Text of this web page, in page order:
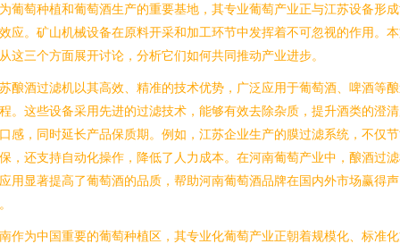
葡萄种植和葡萄酒生产的重要基地，其专业葡萄产业正与江苏设备形
应。矿山机械设备在原料开采和加工环节中发挥着不可忽视的作用。
这三个方面展开讨论，分析它们如何共同推动产业进步。
酿酒过滤机以其高效、精准的技术优势，广泛应用于葡萄酒、啤酒等
。这些设备采用先进的过滤技术，能够有效去除杂质，提升酒类的澄
感，同时延长产品保质期。例如，江苏企业生产的膜过滤系统，不仅
，还支持自动化操作，降低了人力成本。在河南葡萄产业中，酿酒过
用显著提高了葡萄酒的品质，帮助河南葡萄酒品牌在国内外市场赢得声
作为中国重要的葡萄种植区，其专业化葡萄产业正朝着规模化、标准